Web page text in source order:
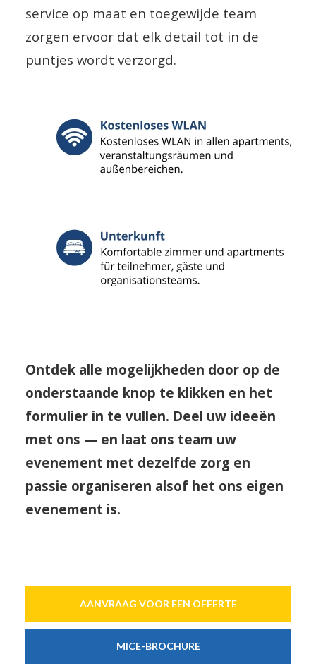
service op maat en toegewijde team
zorgen ervoor dat elk detail tot in de
puntjes wordt verzorgd.
Ontdek alle mogelijkheden door op de
onderstaande knop te klikken en het
formulier in te vullen. Deel uw ideeën
met ons — en laat ons team uw
evenement met dezelfde zorg en
passie organiseren alsof het ons eigen
evenement is.
AANVRAAG VOOR EEN OFFERTE
MICE-BROCHURE